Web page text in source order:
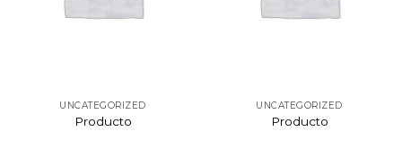
UNCATEGORIZED
Producto
UNCATEGORIZED
Producto